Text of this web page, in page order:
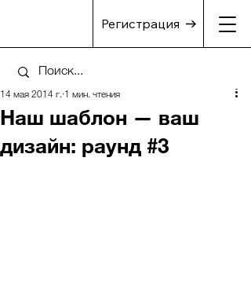
Регистрация
Наш шаблон — ваш
дизайн: раунд #3
14 мая 2014 г. 1 мин. чтения